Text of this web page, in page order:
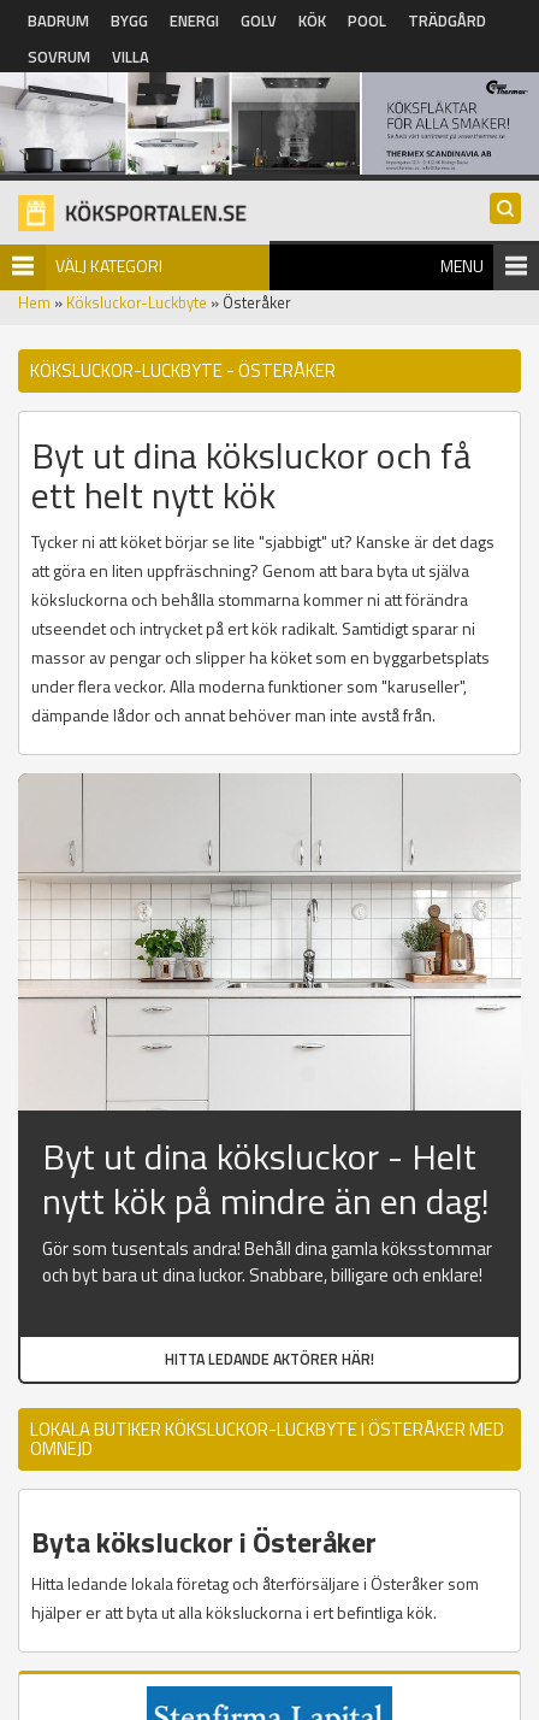
Hoppa till huvudinnehåll
BADRUM BYGG ENERGI GOLV KÖK POOL
TRÄDGÅRD
SOVRUM
VILLA
VÄLJ KATEGORI MENU
Hem » Köksluckor-Luckbyte » Österåker
KÖKSLUCKOR-LUCKBYTE - ÖSTERÅKER
Byt ut dina köksluckor och få
ett helt nytt kök
Tycker ni att köket börjar se lite "sjabbigt" ut? Kanske är det dags
att göra en liten uppfräschning? Genom att bara byta ut själva
köksluckorna och behålla stommarna kommer ni att förändra
utseendet och intrycket på ert kök radikalt. Samtidigt sparar ni
massor av pengar och slipper ha köket som en byggarbetsplats
under flera veckor. Alla moderna funktioner som "karuseller",
dämpande lådor och annat behöver man inte avstå från.
Byt ut dina köksluckor - Helt
nytt kök på mindre än en dag!
Gör som tusentals andra! Behåll dina gamla köksstommar
och byt bara ut dina luckor. Snabbare, billigare och enklare!
HITTA LEDANDE AKTÖRER HÄR!
LOKALA BUTIKER KÖKSLUCKOR-LUCKBYTE I ÖSTERÅKER MED
OMNEJD
Byta köksluckor i Österåker
Hitta ledande lokala företag och återförsäljare i Österåker som
hjälper er att byta ut alla köksluckorna i ert befintliga kök.